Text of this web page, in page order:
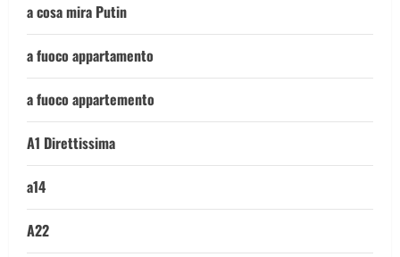
a cosa mira Putin
a fuoco appartamento
a fuoco appartemento
A1 Direttissima
a14
A22